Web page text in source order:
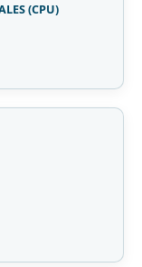
(CPU)